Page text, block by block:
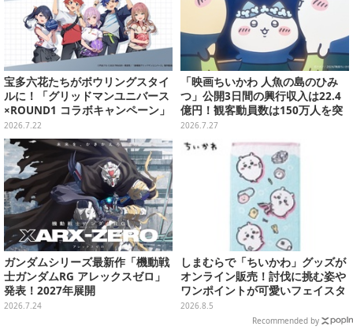
宝多六花たちがボウリングスタイ
ルに！「グリッドマンユニバース
×ROUND1 コラボキャンペーン」
開催決定、企画やグッズ販売を実
施
2026.7.22
「映画ちいかわ 人魚の島のひみ
つ」公開3日間の興行収入は22.4
億円！観客動員数は150万人を突
破
2026.7.27
ガンダムシリーズ最新作「機動戦
士ガンダムRG アレックスゼロ」
発表！2027年展開
2026.7.24
しまむらで「ちいかわ」グッズが
オンライン販売！討伐に挑む姿や
ワンポイントが可愛いフェイスタ
オル、バスマットなど全14種
2026.8.5
Recommended by